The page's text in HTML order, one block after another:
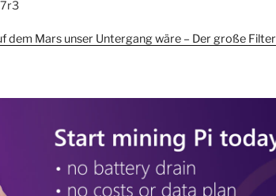
dem Mars unser Untergang wäre – Der große Filter